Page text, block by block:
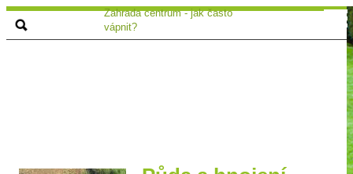
Zahrada centrum - jak často
vápnit?